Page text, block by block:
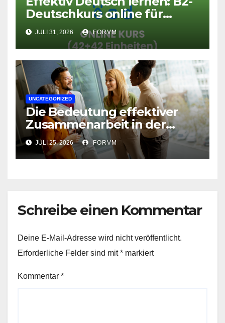
Deutschkurs online für
Fortgeschrittene
JULI 31, 2026 FORVM
UNCATEGORIZED
Die Bedeutung effektiver
Zusammenarbeit in der
Arbeitswelt
JULI 25, 2026 FORVM
Schreibe einen Kommentar
Deine E-Mail-Adresse wird nicht veröffentlicht.
Erforderliche Felder sind mit* markiert
Kommentar *